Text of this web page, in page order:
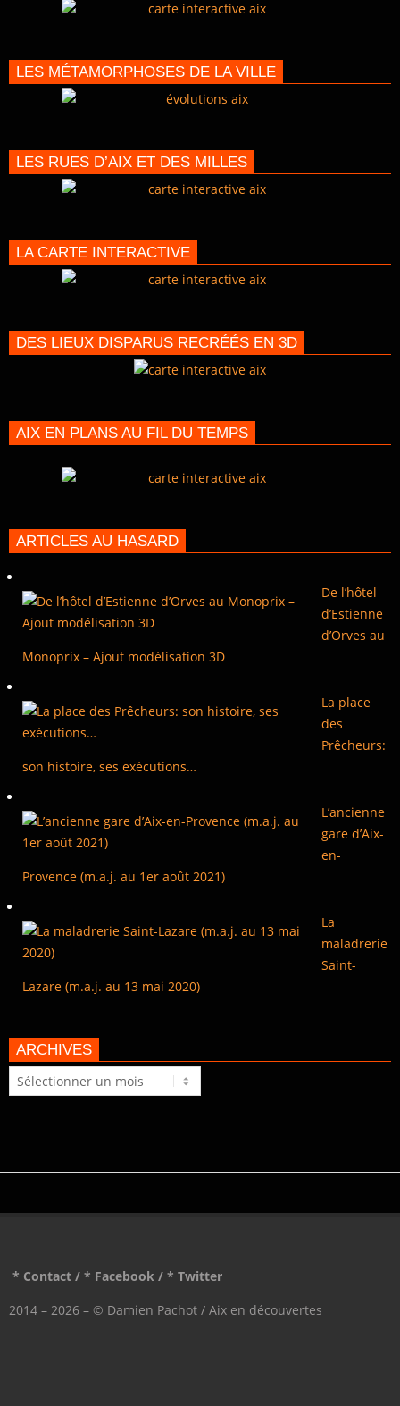
LES MÉTAMORPHOSES DE LA VILLE
LES RUES D’AIX ET DES MILLES
LA CARTE INTERACTIVE
DES LIEUX DISPARUS RECRÉÉS EN 3D
AIX EN PLANS AU FIL DU TEMPS
ARTICLES AU HASARD
De l’hôtel
d’Estienne
d’Orves au
Monoprix – Ajout modélisation 3D
La place
des
Prêcheurs:
son histoire, ses exécutions…
L’ancienne
gare d’Aix-
en-
Provence (m.a.j. au 1er août 2021)
La
maladrerie
Saint-
Lazare (m.a.j. au 13 mai 2020)
ARCHIVES
Archives
* Contact / * Facebook / * Twitter
2014 – 2026 – © Damien Pachot / Aix en découvertes